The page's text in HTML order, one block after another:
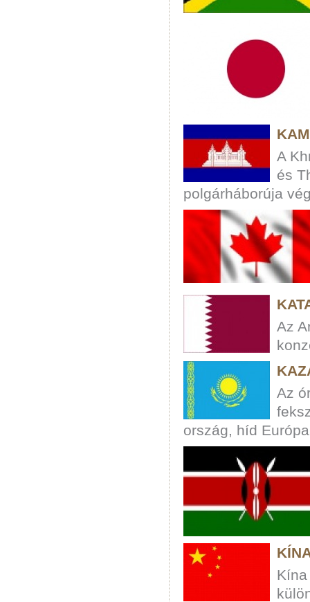
A
és
polgárháborúja
Az
Az
ország, híd